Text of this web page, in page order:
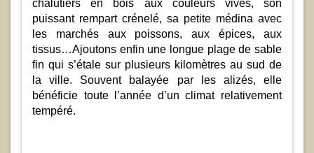
chalutiers en bois aux couleurs vives, son
puissant rempart crénelé, sa petite médina avec
les marchés aux poissons, aux épices, aux
tissus…Ajoutons enfin une longue plage de sable
fin qui s’étale sur plusieurs kilomètres au sud de
la ville. Souvent balayée par les alizés, elle
bénéficie toute l’année d’un climat relativement
tempéré.